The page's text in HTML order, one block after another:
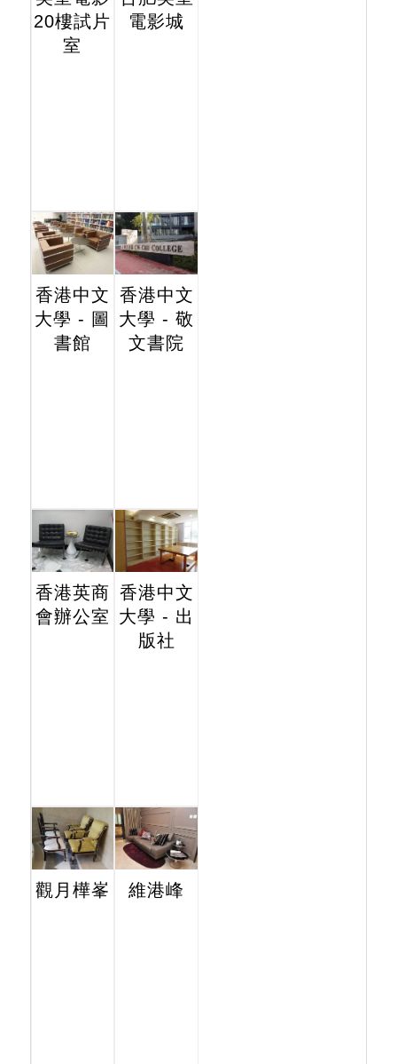
20樓試片
室
電影城
香港中文
大學 - 圖
書館
香港中文
大學 - 敬
文書院
香港英商
會辦公室
香港中文
大學 - 出
版社
觀月樺峯 維港峰